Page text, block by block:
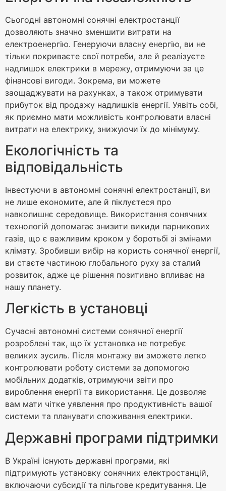
Сьогодні автономні сонячні електростанції
дозволяють значно зменшити витрати на
електроенергію. Генеруючи власну енергію, ви не
тільки покриваєте свої потреби, але й реалізуєте
надлишок електрики в мережу, отримуючи за це
фінансові вигоди. Зокрема, ви можете
заощаджувати на рахунках, а також отримувати
прибуток від продажу надлишків енергії. Уявіть собі,
як приємно мати можливість контролювати власні
витрати на електрику, знижуючи їх до мінімуму.
Екологічність та
відповідальність
Інвестуючи в автономні сонячні електростанції, ви
не лише економите, але й піклуєтеся про
навколишнє середовище. Використання сонячних
технологій допомагає знизити викиди парникових
газів, що є важливим кроком у боротьбі зі змінами
клімату. Зробивши вибір на користь сонячної енергії,
ви стаєте частиною глобального руху за сталий
розвиток, адже це рішення позитивно впливає на
нашу планету.
Легкість в установці
Сучасні автономні системи сонячної енергії
розроблені так, що їх установка не потребує
великих зусиль. Після монтажу ви зможете легко
контролювати роботу системи за допомогою
мобільних додатків, отримуючи звіти про
вироблення енергії та використання. Це дозволяє
вам мати чітке уявлення про продуктивність вашої
системи та планувати споживання електрики.
Державні програми підтримки
В Україні існують державні програми, які
підтримують установку сонячних електростанцій,
включаючи субсидії та пільгове кредитування. Це